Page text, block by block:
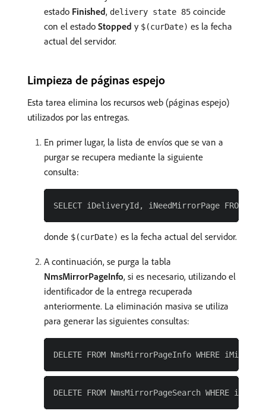
estado Finished, delivery state 85 coincide
con el estado Stopped y $(curDate) es la fecha
actual del servidor.
Limpieza de páginas espejo
Esta tarea elimina los recursos web (páginas espejo)
utilizados por las entregas.
En primer lugar, la lista de envíos que se van a
purgar se recupera mediante la siguiente
consulta:
donde $(curDate) es la fecha actual del servidor.
A continuación, se purga la tabla
NmsMirrorPageInfo, si es necesario, utilizando el
identificador de la entrega recuperada
anteriormente. La eliminación masiva se utiliza
para generar las siguientes consultas: